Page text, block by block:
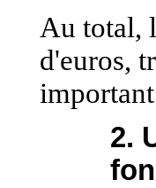
Au total,
d'euros,
2.